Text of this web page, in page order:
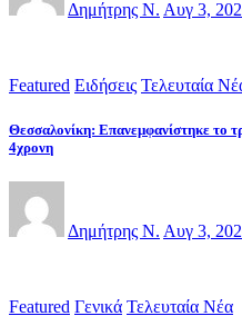
Δημήτρης Ν. Αυγ 3,
Featured Ειδήσεις Τελευταία
Θεσσαλονίκη: Επανεμφανίστηκε το
4χρονη
Δημήτρης Ν. Αυγ 3,
Featured Γενικά Τελευταία Νέα